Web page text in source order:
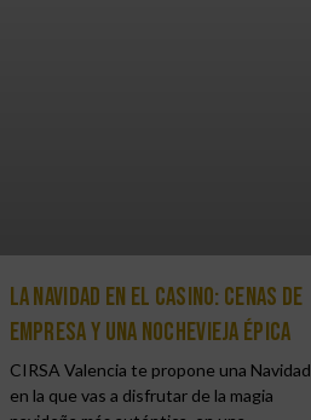
La Navidad en el Casino: cenas de
empresa y una Nochevieja épica
CIRSA Valencia te propone una Navidad
en la que vas a disfrutar de la magia